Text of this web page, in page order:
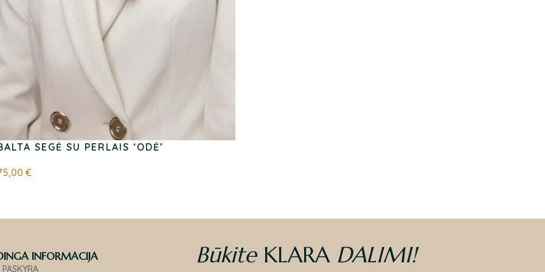
SEGĖ SU PERLAIS ‘ODĖ’
€
INFORMACIJA BūkiteKLARA DALIMI!